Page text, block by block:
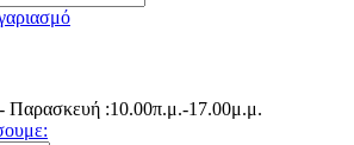
Παρασκευή :10.00π.μ.-17.00μ.μ.